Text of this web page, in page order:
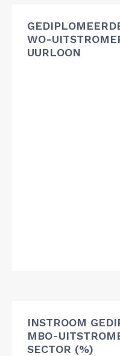
WO-
UURLOON
INSTROOM
MBO-
SECTOR (%)